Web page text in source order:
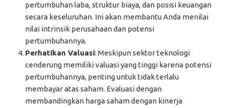
pertumbuhan laba, struktur biaya, dan posisi keuangan
secara keseluruhan. Ini akan membantu Anda menilai
nilai intrinsik perusahaan dan potensi
pertumbuhannya.
Perhatikan Valuasi: Meskipun sektor teknologi
cenderung memiliki valuasi yang tinggi karena potensi
pertumbuhannya, penting untuk tidak terlalu
membayar atas saham. Evaluasi dengan
membandingkan harga saham dengan kinerja